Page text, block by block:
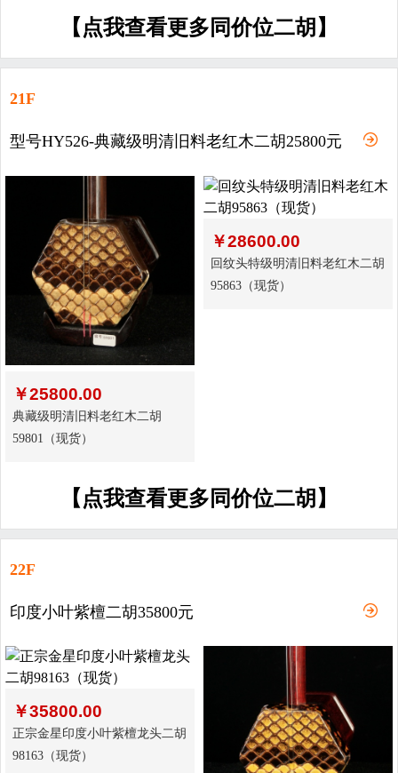
【点我查看更多同价位二胡】
21F
型号HY526-典藏级明清旧料老红木二胡25800元
￥25800.00
典藏级明清旧料老红木二胡
59801（现货）
￥28600.00
回纹头特级明清旧料老红木二胡
95863（现货）
【点我查看更多同价位二胡】
22F
印度小叶紫檀二胡35800元
￥35800.00
正宗金星印度小叶紫檀龙头二胡
98163（现货）